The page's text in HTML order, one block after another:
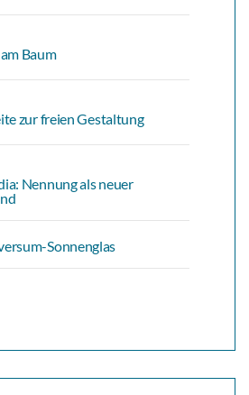
Baum
zur freien Gestaltung
Nennung als neuer
Sonnenglas